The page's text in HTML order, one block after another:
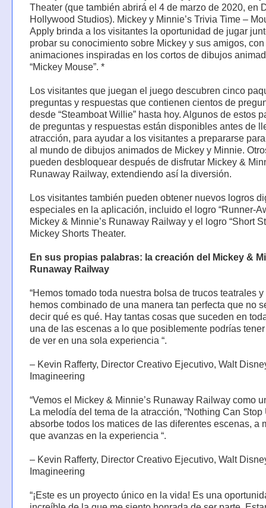
Theater (que también abrirá el 4 de marzo de 2020, en
Hollywood Studios). Mickey y Minnie’s Trivia Time –
Apply brinda a los visitantes la oportunidad de jugar
probar su conocimiento sobre Mickey y sus amigos, con
animaciones inspiradas en los cortos de dibujos
“Mickey Mouse”. *
Los visitantes que juegan el juego descubren cinco
preguntas y respuestas que contienen cientos de
desde “Steamboat Willie” hasta hoy. Algunos de estos
de preguntas y respuestas están disponibles antes de
atracción, para ayudar a los visitantes a prepararse
al mundo de dibujos animados de Mickey y Minnie.
pueden desbloquear después de disfrutar Mickey &
Runaway Railway, extendiendo así la diversión.
Los visitantes también pueden obtener nuevos logros
especiales en la aplicación, incluido el logro “Runner-
Mickey & Minnie’s Runaway Railway y el logro “Short
Mickey Shorts Theater.
En sus propias palabras: la creación del Mickey &
Runaway Railway
“Hemos tomado toda nuestra bolsa de trucos teatrales y
hemos combinado de una manera tan perfecta que no
decir qué es qué. Hay tantas cosas que suceden en
una de las escenas a lo que posiblemente podrías
de ver en una sola experiencia “.
– Kevin Rafferty, Director Creativo Ejecutivo, Walt
Imagineering
“Vemos el Mickey & Minnie’s Runaway Railway como
La melodía del tema de la atracción, “Nothing Can Stop
absorbe todos los matices de las diferentes escenas, a
que avanzas en la experiencia “.
– Kevin Rafferty, Director Creativo Ejecutivo, Walt
Imagineering
“¡Este es un proyecto único en la vida! Es una